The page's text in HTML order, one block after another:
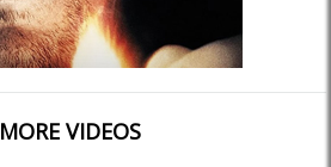
MORE VIDEOS